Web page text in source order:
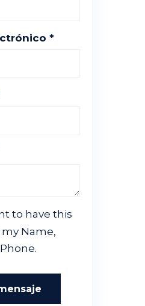
*
to have this
Name,